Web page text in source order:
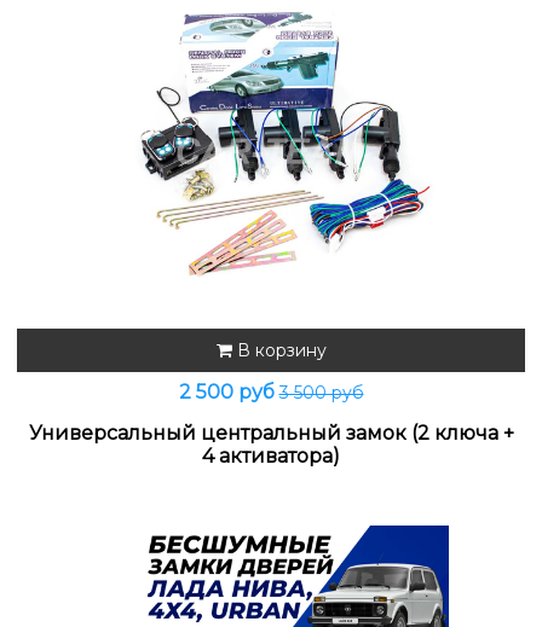
В корзину
2 500 руб3 500 руб
Универсальный центральный замок (2 ключа +
4 активатора)